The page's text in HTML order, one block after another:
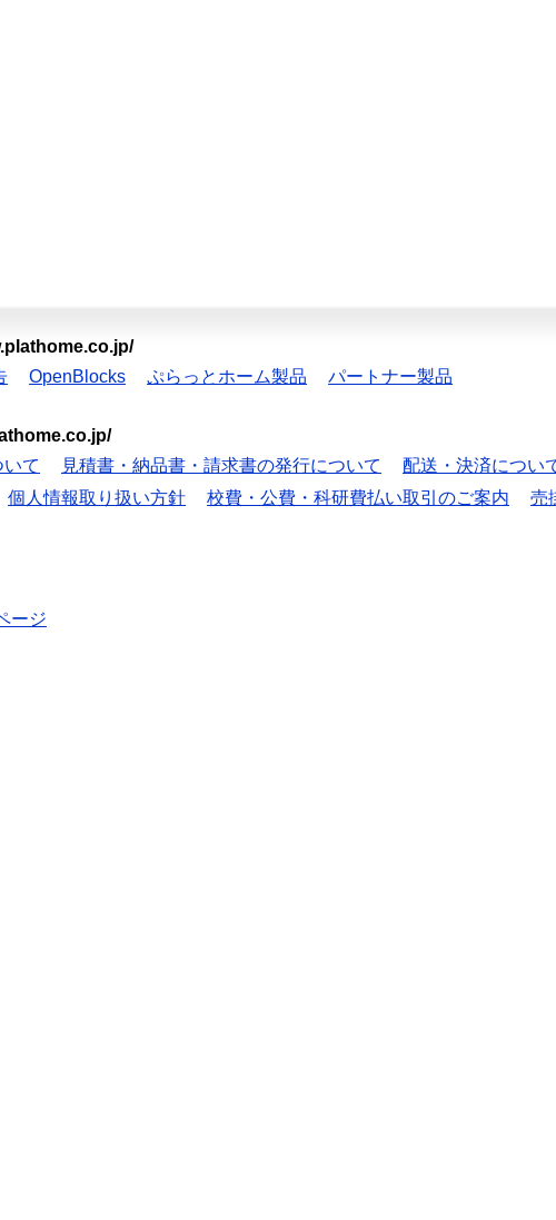
OpenBlocks ぷらっとホーム製品 パートナー製品
て 見積書・納品書・請求書の発行について 配送・決済につい
個人情報取り扱い方針 校費・公費・科研費払い取引のご案内 売
ージ